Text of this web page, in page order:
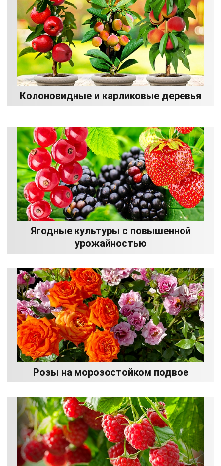
Колоновидные и карликовые деревья
Ягодные культуры с повышенной
урожайностью
Розы на морозостойком подвое